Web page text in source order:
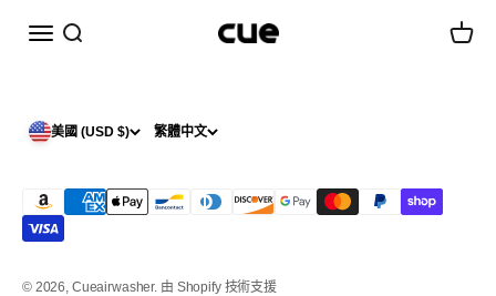
選單 搜尋 Cueairwasher 購物車
美國 (USD $) 繁體中文
© 2026, Cueairwasher. 由 Shopify 技術支援